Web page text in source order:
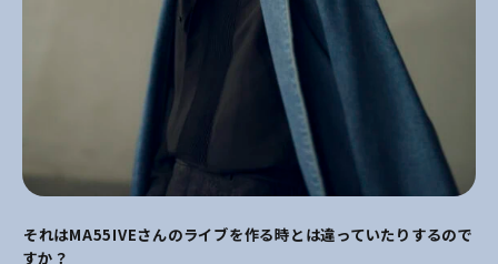
――それはMA55IVEさんのライブを作る時とは違っていたりするので
すか？